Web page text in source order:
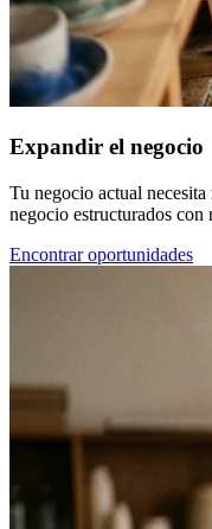
Expandir el negocio
Tu negocio actual
negocio estructurados
Encontrar oportunidades